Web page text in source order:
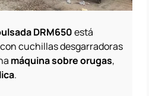
DRM650está
con cuchillas desgarradoras
máquina sobre orugas,
.